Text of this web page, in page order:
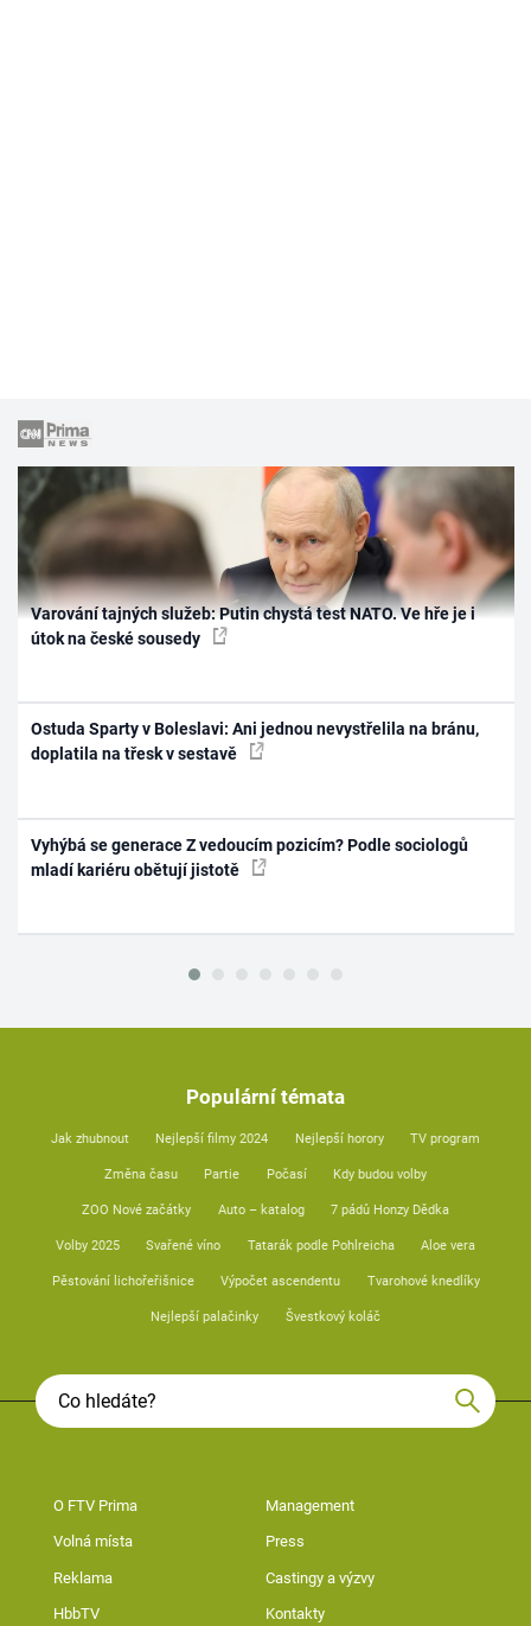
Varování tajných služeb: Putin chystá test NATO. Ve hře je i
útok na české sousedy
Ostuda Sparty v Boleslavi: Ani jednou nevystřelila na bránu,
doplatila na třesk v sestavě
Vyhýbá se generace Z vedoucím pozicím? Podle sociologů
mladí kariéru obětují jistotě
Populární témata
Jak zhubnout Nejlepší filmy 2024 Nejlepší horory TV program
Změna času Partie Počasí Kdy budou volby
ZOO Nové začátky Auto – katalog 7 pádů Honzy Dědka
Volby 2025 Svařené víno Tatarák podle Pohlreicha Aloe vera
Pěstování lichořeřišnice Výpočet ascendentu Tvarohové knedlíky
Nejlepší palačinky Švestkový koláč
O FTV Prima Management
Volná místa Press
Reklama Castingy a výzvy
HbbTV Kontakty